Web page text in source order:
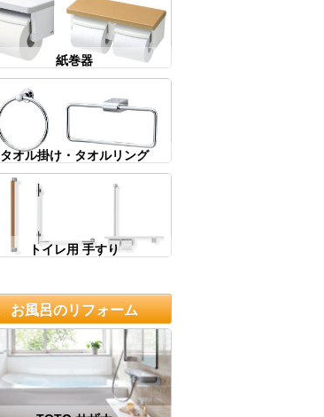
紙巻器
タオル掛け・タオルリング
トイレ用 手すり
お風呂のリフォーム